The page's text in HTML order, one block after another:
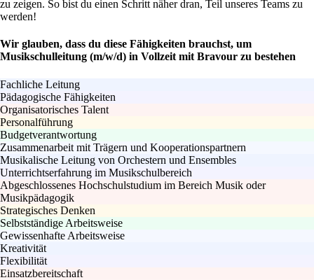
zu zeigen. So bist du einen Schritt näher dran, Teil unseres Teams zu
werden!
Wir glauben, dass du diese Fähigkeiten brauchst, um
Musikschulleitung (m/w/d) in Vollzeit mit Bravour zu bestehen
Fachliche Leitung
Pädagogische Fähigkeiten
Organisatorisches Talent
Personalführung
Budgetverantwortung
Zusammenarbeit mit Trägern und Kooperationspartnern
Musikalische Leitung von Orchestern und Ensembles
Unterrichtserfahrung im Musikschulbereich
Abgeschlossenes Hochschulstudium im Bereich Musik oder
Musikpädagogik
Strategisches Denken
Selbstständige Arbeitsweise
Gewissenhafte Arbeitsweise
Kreativität
Flexibilität
Einsatzbereitschaft